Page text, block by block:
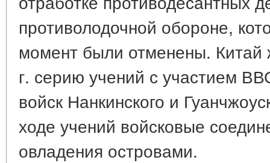
противолодочной обороне,
момент были отменены. Китай
г. серию учений с участием
войск Нанкинского и
ходе учений войсковые
овладения островами.